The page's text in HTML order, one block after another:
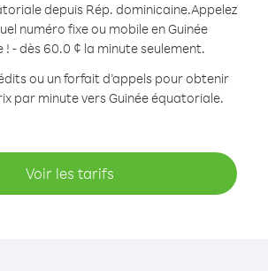
depuis Rép. dominicaine.Appelez
numéro fixe ou mobile en Guinée
- dès 60.0 ¢ la minute seulement.
ou un forfait d’appels pour obtenir
par minute vers Guinée équatoriale.
Voir les tarifs